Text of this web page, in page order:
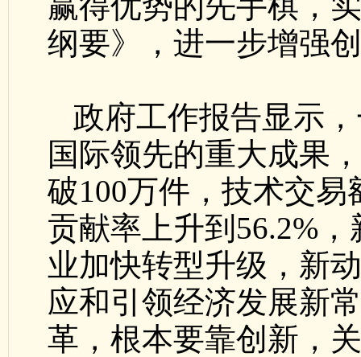
纲要》，进一步增强
政府工作报告显示
国际领先的重大成果
破100万件，技术交
贡献率上升到56.2%
业加快转型升级，新
应和引领经济发展新
革，根本要靠创新，